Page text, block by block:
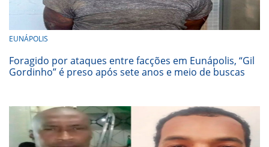
EUNÁPOLIS
Foragido por ataques entre facções em Eunápolis, “Gil
Gordinho” é preso após sete anos e meio de buscas